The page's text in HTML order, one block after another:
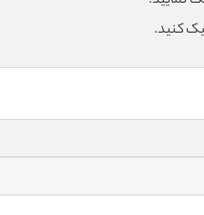
کنید.